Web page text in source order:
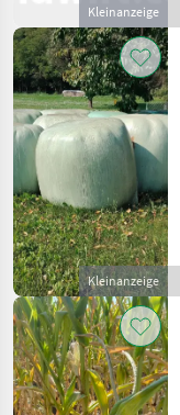
Kleinanzeige
Kleinanzeige